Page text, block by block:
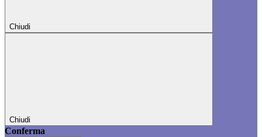
Chiudi
Chiudi
Conferma